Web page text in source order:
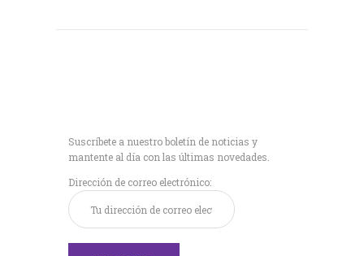
Suscríbete a nuestro boletín de noticias y
mantente al día con las últimas novedades.
Dirección de correo electrónico: